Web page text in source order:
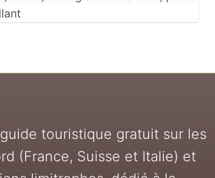
touristique gratuit sur les
(France, Suisse et Italie) et